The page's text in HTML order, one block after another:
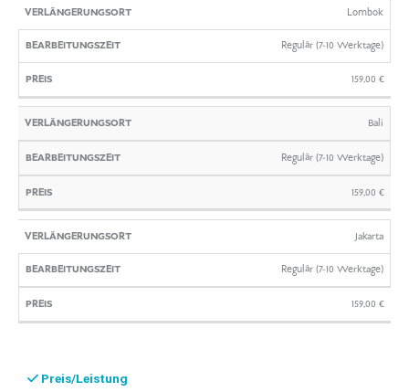
VERLÄNGERUNGSORT Lombok
Regulär (7-10 Werktage)
159,00€
Bali
Regulär (7-10 Werktage)
159,00€
Jakarta
Regulär (7-10 Werktage)
159,00€
Preis/Leistung